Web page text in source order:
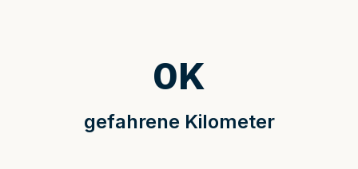
gefahrene Kilometer
0K